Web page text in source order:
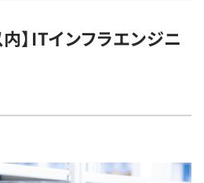
】ITインフラエンジニ